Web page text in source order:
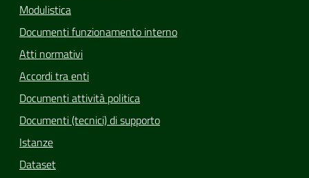
Modulistica
Documenti funzionamento interno
Atti normativi
Accordi tra enti
Documenti attività politica
Documenti (tecnici) di supporto
Istanze
Dataset